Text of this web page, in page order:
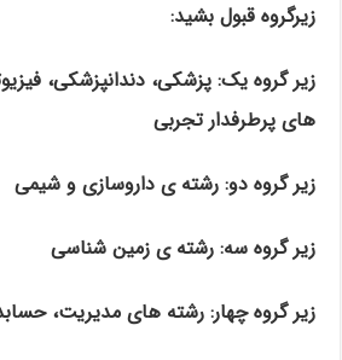
زیرگروه قبول بشید:
زیر گروه یک: پزشکی، دندانپزشکی،
های پرطرفدار تجربی
زیر گروه دو: رشته ی داروسازی و شیمی
زیر گروه سه: رشته ی زمین شناسی
زیر گروه چهار: رشته های مدیریت،